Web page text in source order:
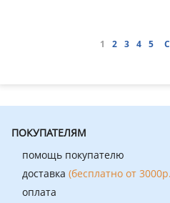
1 2 3 4 5
ПОКУПАТЕЛЯМ
помощь покупателю
доставка (бесплатно от
оплата